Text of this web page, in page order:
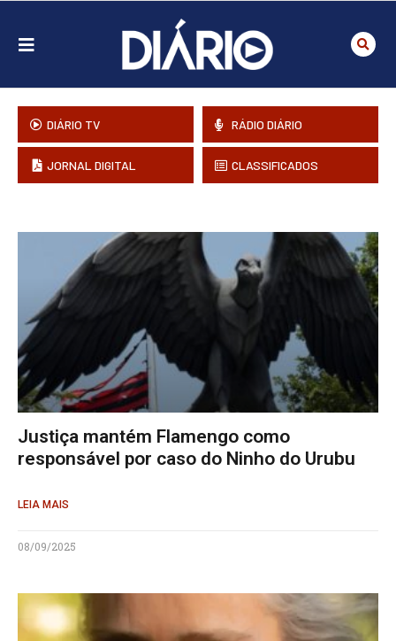
DIÁRIO TV RÁDIO DIÁRIO
JORNAL DIGITAL CLASSIFICADOS
Justiça mantém Flamengo como
responsável por caso do Ninho do Urubu
LEIA MAIS
08/09/2025